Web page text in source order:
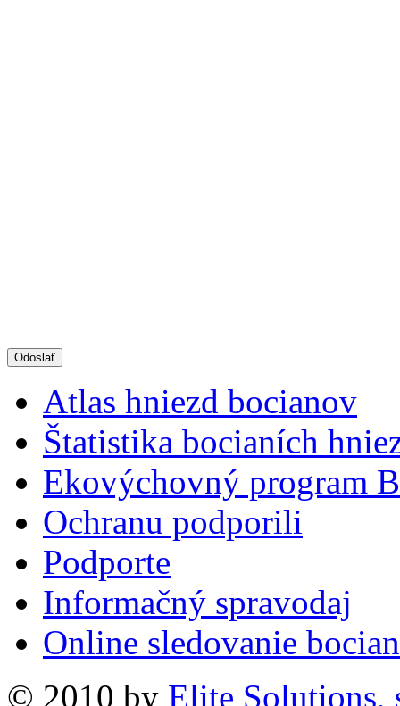
Atlas hniezd bocianov
Štatistika bocianích
Ekovýchovný program
Ochranu podporili
Podporte
Informačný spravodaj
Online sledovanie
© 2010 by Elite Solutions,